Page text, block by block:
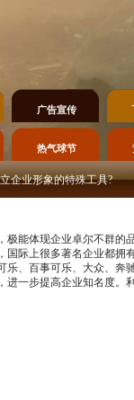
广告宣传
热气球节
企业形象的特殊工具?
能体现企业卓尔不群的
国际上很多著名企业都
乐、百事可乐、大众、
进一步提高企业知名度